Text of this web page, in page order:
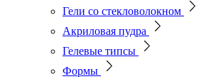
Гели со стекловолокном
Акриловая пудра
Гелевые типсы
Формы